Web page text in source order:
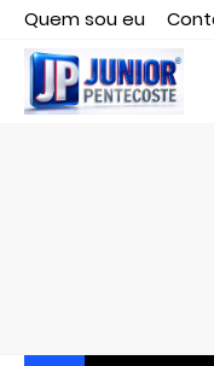
Quem sou eu
Editor responsável,